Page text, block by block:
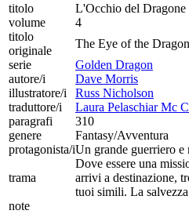
titolo
L'Occhio del Dragone
volume
4
titolo
originale
The Eye of the Dragon
serie
Golden Dragon
autore/i
Dave Morris
illustratore/i
Russ Nicholson
traduttore/i
Laura Pelaschiar Mc
paragrafi
310
genere
Fantasy/Avventura
protagonista/iUn grande guerriero e
trama
Dove essere una
arrivi a destinazione,
tuoi simili. La
note